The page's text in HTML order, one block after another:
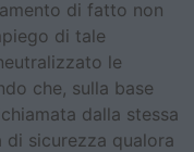
di fatto non
di tale
le
che, sulla base
dalla stessa
sicurezza qualora